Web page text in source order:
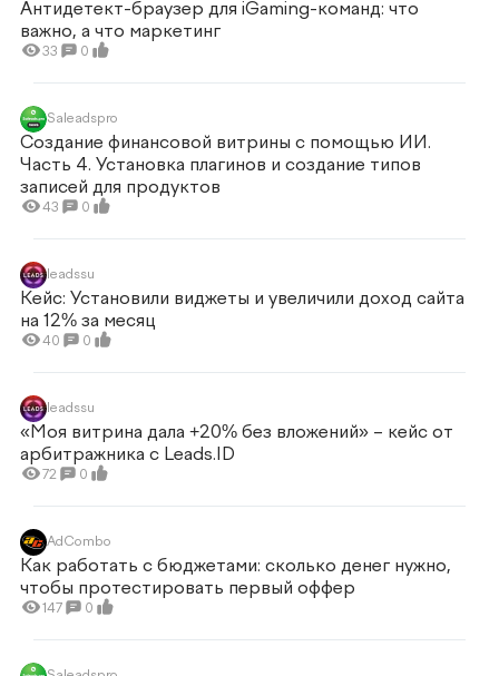
Антидетект-браузер для iGaming-команд: что
важно, а что маркетинг
33 0
Saleadspro
Создание финансовой витрины с помощью ИИ.
Часть 4. Установка плагинов и создание типов
записей для продуктов
43 0
leadssu
Кейс: Установили виджеты и увеличили доход сайта
на 12% за месяц
40 0
leadssu
«Моя витрина дала +20% без вложений» – кейс от
арбитражника c Leads.ID
72 0
AdCombo
Как работать с бюджетами: сколько денег нужно,
чтобы протестировать первый оффер
147 0